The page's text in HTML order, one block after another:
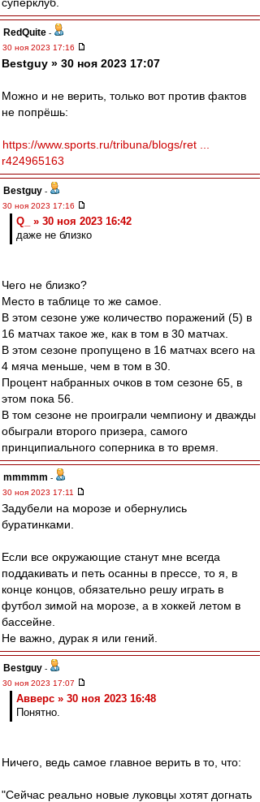
RedQuite -
30 ноя 2023 17:16
Bestguy » 30 ноя 2023 17:07
Можно и не верить, только вот против фактов
не попрёшь:
https://www.sports.ru/tribuna/blogs/ret ...
r424965163
Bestguy -
30 ноя 2023 17:16
Q_ » 30 ноя 2023 16:42
даже не близко
Чего не близко?
Место в таблице то же самое.
В этом сезоне уже количество поражений (5) в
16 матчах такое же, как в том в 30 матчах.
В этом сезоне пропущено в 16 матчах всего на
4 мяча меньше, чем в том в 30.
Процент набранных очков в том сезоне 65, в
этом пока 56.
В том сезоне не проиграли чемпиону и дважды
обыграли второго призера, самого
принципиального соперника в то время.
mmmmm -
30 ноя 2023 17:11
Задубели на морозе и обернулись
буратинками.
Если все окружающие станут мне всегда
поддакивать и петь осанны в прессе, то я, в
конце концов, обязательно решу играть в
футбол зимой на морозе, а в хоккей летом в
бассейне.
Не важно, дурак я или гений.
Bestguy -
30 ноя 2023 17:07
Авверс » 30 ноя 2023 16:48
Понятно.
Ничего, ведь самое главное верить в то, что:
"Сейчас реально новые луковцы хотят догнать